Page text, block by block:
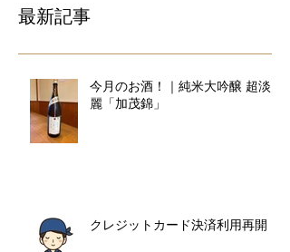
最新記事
今月のお酒！｜純米大吟醸 超淡
麗「加茂錦」
クレジットカード決済利用再開